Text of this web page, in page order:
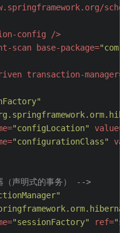
config />
scan base-package=
transaction-manager=
="configLocation" value=
="configurationClass"
声明式的事务） -->
="sessionFactory" ref=